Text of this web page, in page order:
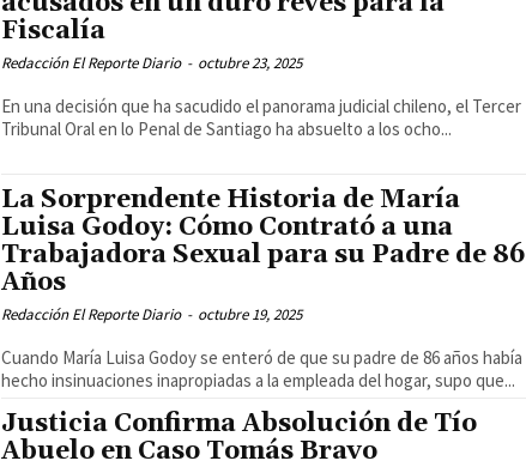
Fiscalía
Redacción El Reporte Diario - octubre 23, 2025
En una decisión que ha sacudido el panorama judicial chileno, el Tercer
Tribunal Oral en lo Penal de Santiago ha absuelto a los ocho...
La Sorprendente Historia de María
Luisa Godoy: Cómo Contrató a una
Trabajadora Sexual para su Padre de 86
Años
Redacción El Reporte Diario - octubre 19, 2025
Cuando María Luisa Godoy se enteró de que su padre de 86 años había
hecho insinuaciones inapropiadas a la empleada del hogar, supo que...
Justicia Confirma Absolución de Tío
Abuelo en Caso Tomás Bravo